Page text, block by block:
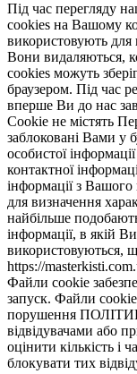
Під час перегляду
cookies на Вашому
використовують для
Вони видаляються,
cookies можуть
браузером. Під час
вперше Ви до нас
Cookie не містять
заблоковані Вами у
особистої
контактної
інформації з
для визначення
найбільше
інформації, в якій
використовуються,
https://
Файли cookie
запуск. Файли
порушення
відвідувачами або
оцінити кількість і
блокувати тих